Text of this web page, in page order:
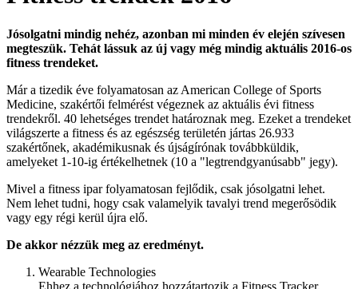
Jósolgatni mindig nehéz, azonban mi minden év elején szívesen
megteszük. Tehát lássuk az új vagy még mindig aktuális 2016-os
fitness trendeket.
Már a tizedik éve folyamatosan az American College of Sports
Medicine, szakértői felmérést végeznek az aktuális évi fitness
trendekről. 40 lehetséges trendet határoznak meg. Ezeket a trendeket
világszerte a fitness és az egészség területén jártas 26.933
szakértőnek, akadémikusnak és újságírónak továbbküldik,
amelyeket 1-10-ig értékelhetnek (10 a "legtrendgyanúsabb" jegy).
Mivel a fitness ipar folyamatosan fejlődik, csak jósolgatni lehet.
Nem lehet tudni, hogy csak valamelyik tavalyi trend megerősödik
vagy egy régi kerül újra elő.
De akkor nézzük meg az eredményt.
Wearable Technologies
Ehhez a technológiához hozzátartozik a Fitness Tracker,